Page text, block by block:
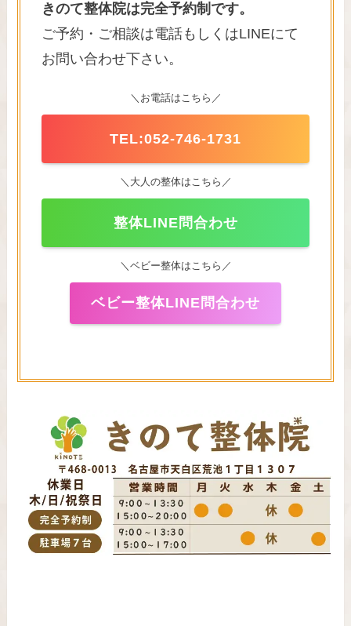
きのて整体院は完全予約制です。
ご予約・ご相談は電話もしくはLINEにて
お問い合わせ下さい。
＼お電話はこちら／
TEL:052-746-1731
＼大人の整体はこちら／
整体LINE問合わせ
＼ベビー整体はこちら／
ベビー整体LINE問合わせ